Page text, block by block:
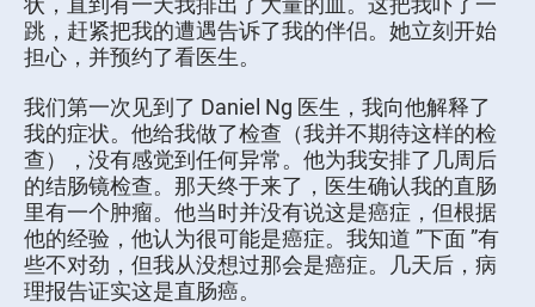
跳，赶紧把我的遭遇告诉了我的伴侣。她立刻开始
担心，并预约了看医生。
我们第一次见到了 Daniel Ng 医生，我向他解释了
我的症状。他给我做了检查（我并不期待这样的检
查），没有感觉到任何异常。他为我安排了几周后
的结肠镜检查。那天终于来了，医生确认我的直肠
里有一个肿瘤。他当时并没有说这是癌症，但根据
他的经验，他认为很可能是癌症。我知道 ”下面 ”有
些不对劲，但我从没想过那会是癌症。几天后，病
理报告证实这是直肠癌。